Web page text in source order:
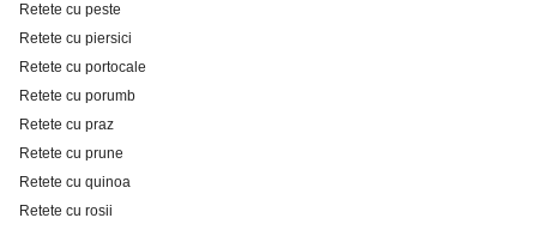
Retete cu peste
Retete cu piersici
Retete cu portocale
Retete cu porumb
Retete cu praz
Retete cu prune
Retete cu quinoa
Retete cu rosii